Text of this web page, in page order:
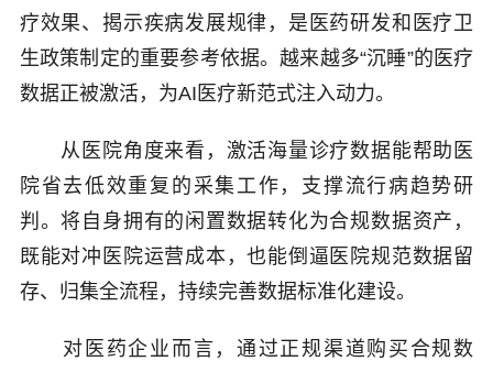
疗效果、揭示疾病发展规律，是医药研发和医疗卫
生政策制定的重要参考依据。越来越多“沉睡”的医疗
数据正被激活，为AI医疗新范式注入动力。
从医院角度来看，激活海量诊疗数据能帮助医
院省去低效重复的采集工作，支撑流行病趋势研
判。将自身拥有的闲置数据转化为合规数据资产，
既能对冲医院运营成本，也能倒逼医院规范数据留
存、归集全流程，持续完善数据标准化建设。
对医药企业而言，通过正规渠道购买合规数